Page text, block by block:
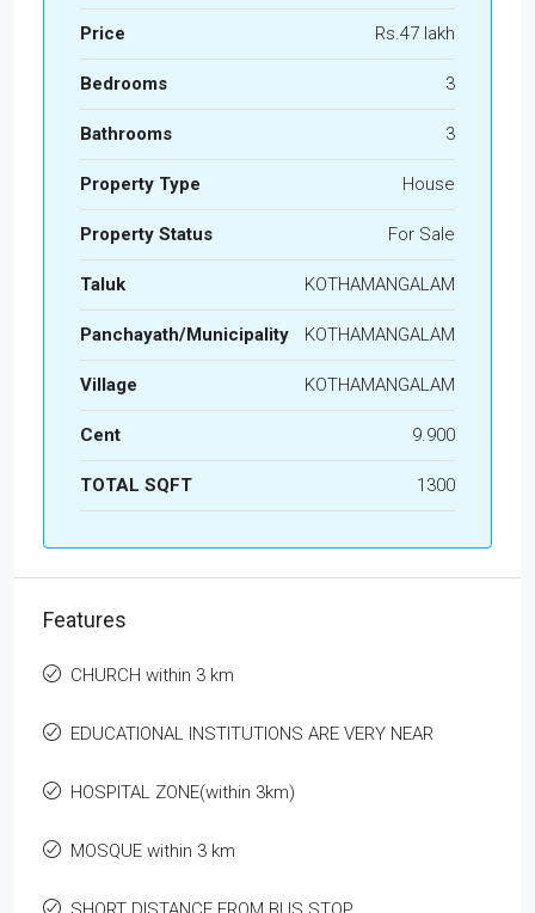
Price Rs.47 lakh
Bedrooms 3
Bathrooms 3
Property Type House
Property Status For Sale
Taluk KOTHAMANGALAM
Panchayath/Municipality KOTHAMANGALAM
Village KOTHAMANGALAM
Cent 9.900
TOTAL SQFT 1300
Features
CHURCH within 3 km
EDUCATIONAL INSTITUTIONS ARE VERY NEAR
HOSPITAL ZONE(within 3km)
MOSQUE within 3 km